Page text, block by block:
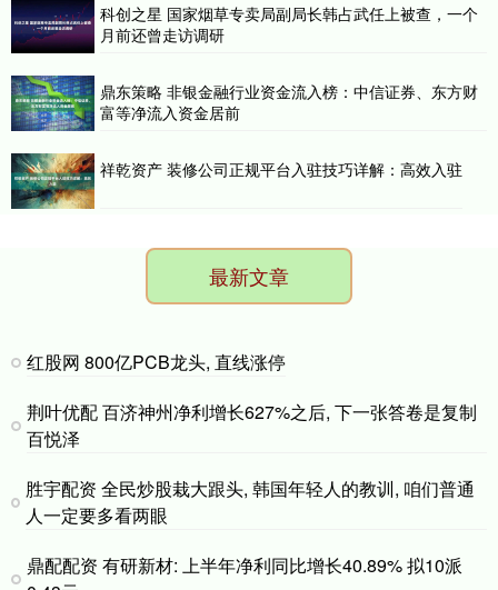
科创之星 国家烟草专卖局副局长韩占武任上被查，一个
月前还曾走访调研
鼎东策略 非银金融行业资金流入榜：中信证券、东方财
富等净流入资金居前
祥乾资产 装修公司正规平台入驻技巧详解：高效入驻
最新文章
红股网 800亿PCB龙头, 直线涨停
荆叶优配 百济神州净利增长627%之后, 下一张答卷是复制
百悦泽
胜宇配资 全民炒股栽大跟头, 韩国年轻人的教训, 咱们普通
人一定要多看两眼
鼎配配资 有研新材: 上半年净利同比增长40.89% 拟10派